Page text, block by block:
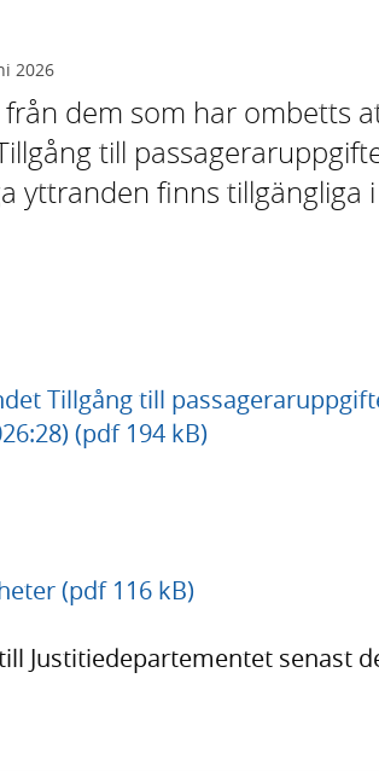
2026
dem som har ombetts
till
yttranden finns tillgängliga i
Tillgång till
(pdf 194 kB)
(pdf 116 kB)
Justitiedepartementet senast